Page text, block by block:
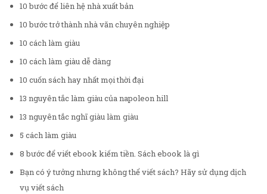
10 bước để liên hệ nhà xuất bản
10 bước trở thành nhà văn chuyên nghiệp
10 cách làm giàu
10 cách làm giàu dễ dàng
10 cuốn sách hay nhất mọi thời đại
13 nguyên tắc làm giàu của napoleon hill
13 nguyên tắc nghĩ giàu làm giàu
5 cách làm giàu
8 bước để viết ebook kiếm tiền. Sách ebook là gì
Bạn có ý tưởng nhưng không thể viết sách? Hãy sử dụng dịch
vụ viết sách